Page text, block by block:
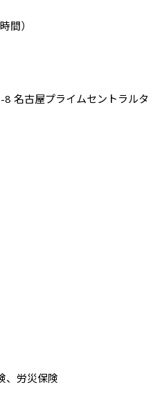
間）
名古屋プライムセントラルタ
、労災保険